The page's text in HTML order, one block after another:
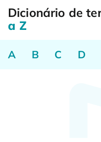
Dicionário de
a Z
A B C D